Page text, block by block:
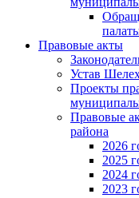
Правовые акты
Устав
Проекты
Правовые
района
2026
2025
2024
2023